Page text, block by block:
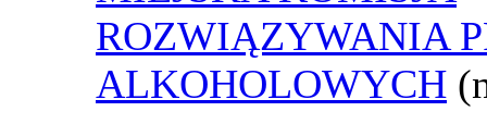
ROZWIĄZYWANIA
ALKOHOLOWYCH